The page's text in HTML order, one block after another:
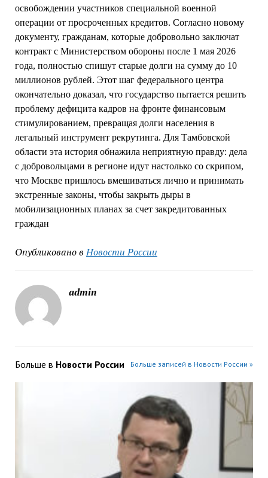
освобождении участников специальной военной
операции от просроченных кредитов. Согласно новому
документу, гражданам, которые добровольно заключат
контракт с Министерством обороны после 1 мая 2026
года, полностью спишут старые долги на сумму до 10
миллионов рублей. Этот шаг федерального центра
окончательно доказал, что государство пытается решить
проблему дефицита кадров на фронте финансовым
стимулированием, превращая долги населения в
легальный инструмент рекрутинга. Для Тамбовской
области эта история обнажила неприятную правду: дела
с добровольцами в регионе идут настолько со скрипом,
что Москве пришлось вмешиваться лично и принимать
экстренные законы, чтобы закрыть дыры в
мобилизационных планах за счет закредитованных
граждан
Опубликовано в Новости России
admin
Больше в Новости России Больше записей в Новости России »